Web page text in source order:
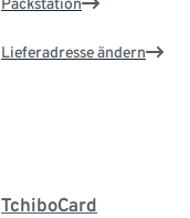
Lieferadresse ändern
TchiboCard